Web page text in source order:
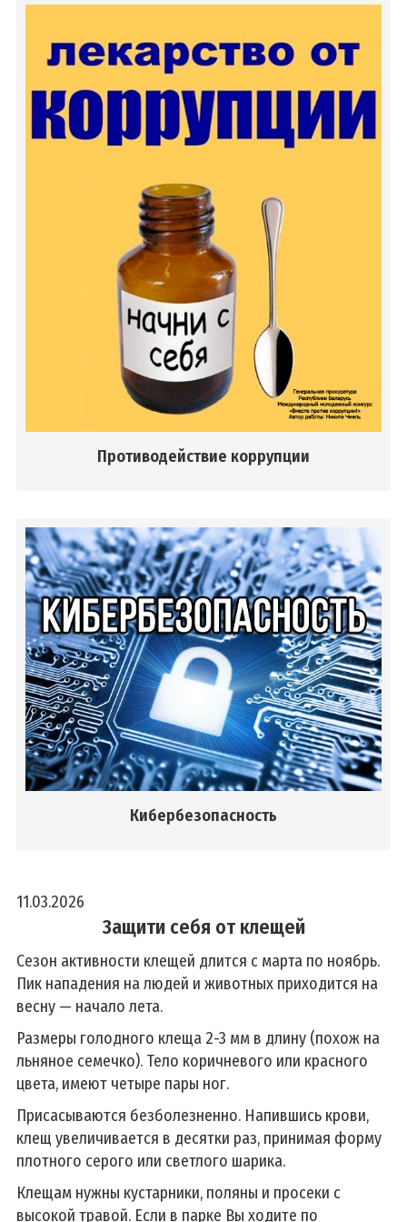
Деятельность
Обработка персональных данных
Информационно-разъяснительная работа
2026 - Год белорусской женщины
2025 - Год благоустройства
2024 - Год качества
Идеологическая работа
Государственная символика
Государственные праздники, праздничные дни,
памятные даты
Полезная информация
Азбука здоровья
Основы безопасности жизнедеятельности
Здоровый образ жизни
Советы офтальмолога
Противодействие коррупции
Кибербезопасность
Сервисы
Карта сайта
Опросы
Противодействие коррупции
Кибербезопасность
11.03.2026
Защити себя от клещей
Сезон активности клещей длится с марта по ноябрь.
Пик нападения на людей и животных приходится на
весну — начало лета.
Размеры голодного клеща 2-3 мм в длину (похож на
льняное семечко). Тело коричневого или красного
цвета, имеют четыре пары ног.
Присасываются безболезненно. Напившись крови,
клещ увеличивается в десятки раз, принимая форму
плотного серого или светлого шарика.
Клещам нужны кустарники, поляны и просеки с
высокой травой. Если в парке Вы ходите по